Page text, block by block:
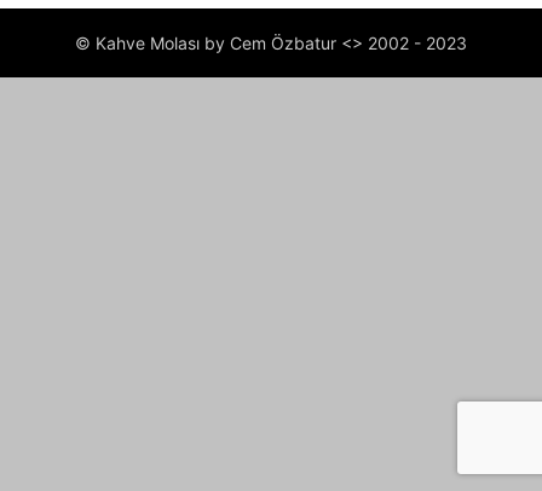
© Kahve Molası by Cem Özbatur <> 2002 - 2023